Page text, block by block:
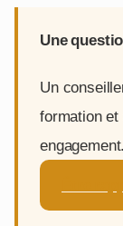
Une
Un
formation
engagement.